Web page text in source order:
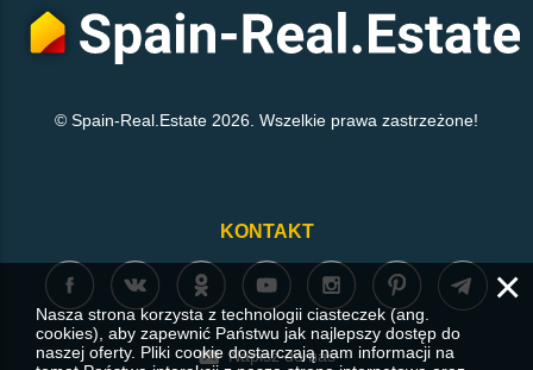
© Spain-Real.Estate 2026. Wszelkie prawa zastrzeżone!
KONTAKT
Napisz do nas
×
Nasza strona korzysta z technologii ciasteczek (ang.
cookies), aby zapewnić Państwu jak najlepszy dostęp do
naszej oferty. Pliki cookie dostarczają nam informacji na